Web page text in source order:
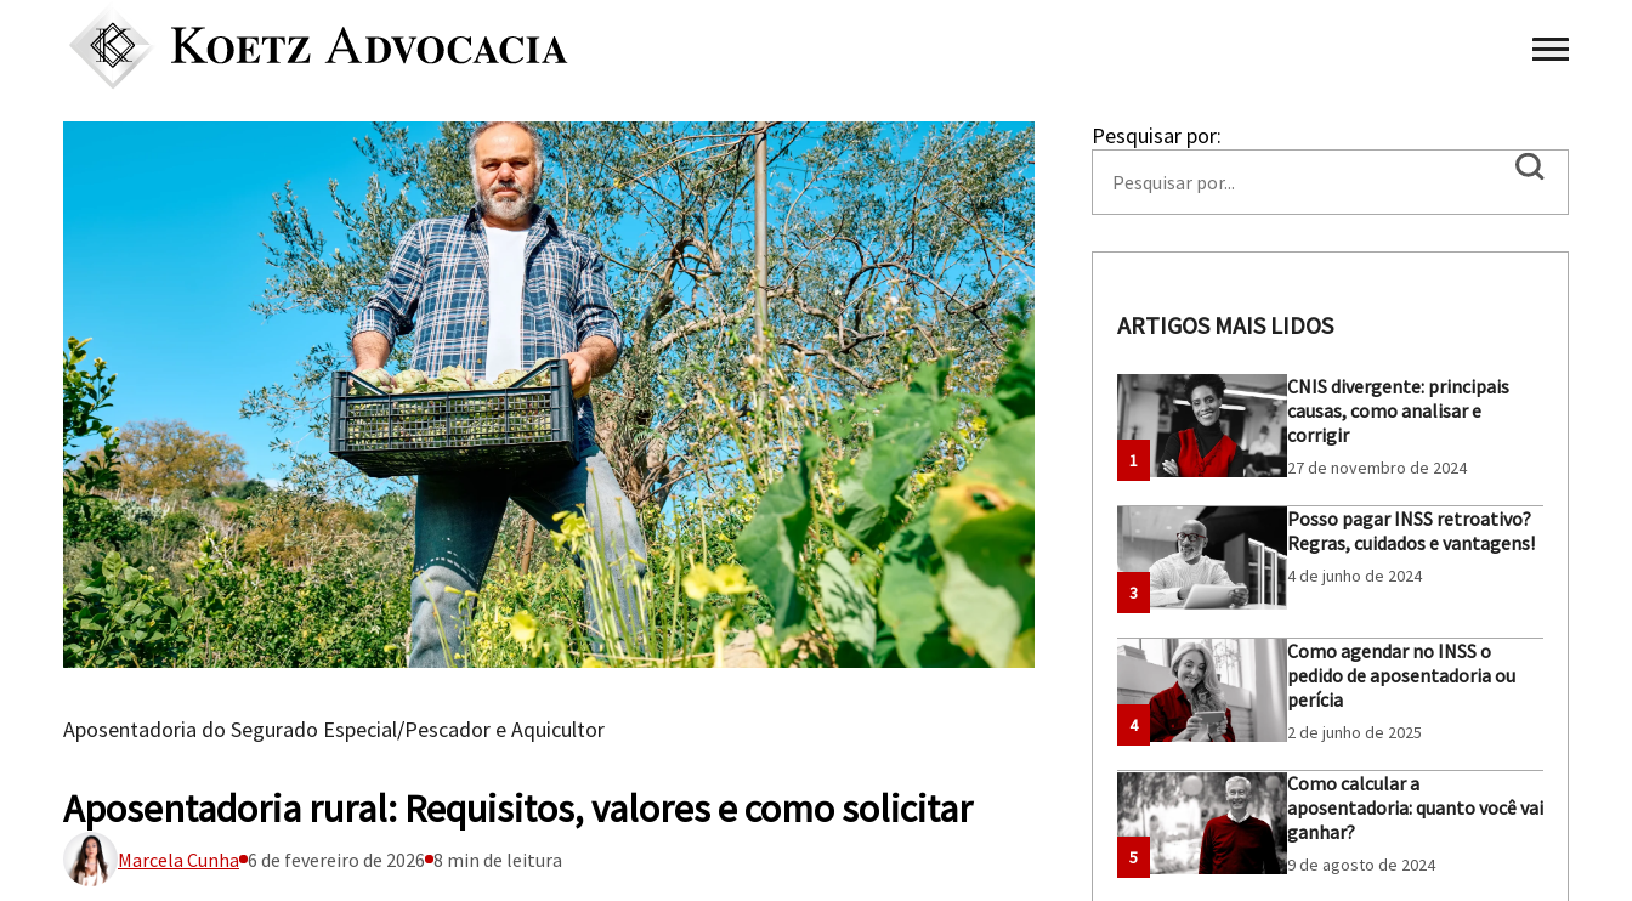
Aposentadoria do Segurado Especial/Pescador e Aquicultor
Aposentadoria rural: Requisitos, valores e como solicitar
Marcela Cunha 6 de fevereiro de 2026 8 min de leitura
Pesquisar por:
ARTIGOS MAIS LIDOS
1
CNIS divergente: principais
causas, como analisar e
corrigir
27 de novembro de 2024
3
Posso pagar INSS retroativo?
Regras, cuidados e vantagens!
4 de junho de 2024
4
Como agendar no INSS o
pedido de aposentadoria ou
perícia
2 de junho de 2025
5
Como calcular a
aposentadoria: quanto você vai
ganhar?
9 de agosto de 2024